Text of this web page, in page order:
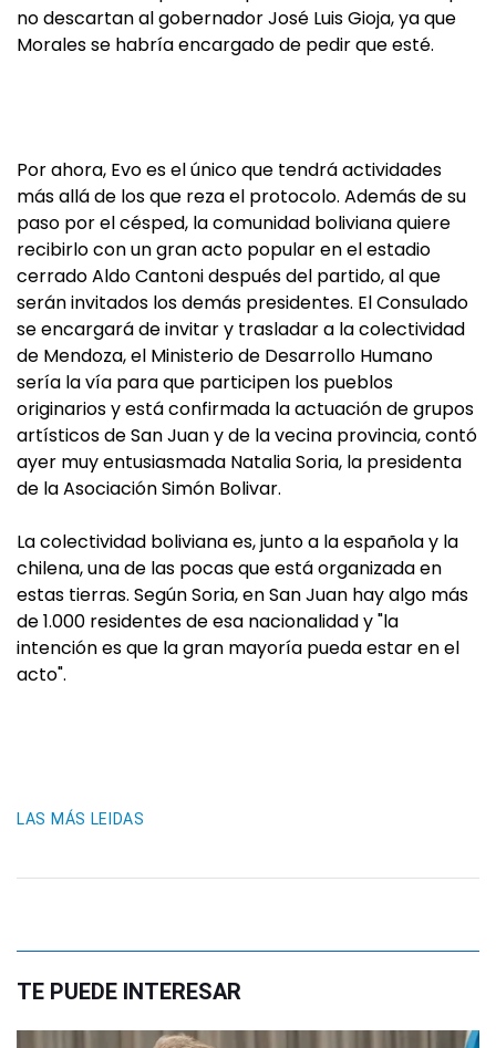
no descartan al gobernador José Luis Gioja, ya que
Morales se habría encargado de pedir que esté.
Por ahora, Evo es el único que tendrá actividades
más allá de los que reza el protocolo. Además de su
paso por el césped, la comunidad boliviana quiere
recibirlo con un gran acto popular en el estadio
cerrado Aldo Cantoni después del partido, al que
serán invitados los demás presidentes. El Consulado
se encargará de invitar y trasladar a la colectividad
de Mendoza, el Ministerio de Desarrollo Humano
sería la vía para que participen los pueblos
originarios y está confirmada la actuación de grupos
artísticos de San Juan y de la vecina provincia, contó
ayer muy entusiasmada Natalia Soria, la presidenta
de la Asociación Simón Bolivar.
La colectividad boliviana es, junto a la española y la
chilena, una de las pocas que está organizada en
estas tierras. Según Soria, en San Juan hay algo más
de 1.000 residentes de esa nacionalidad y "la
intención es que la gran mayoría pueda estar en el
acto".
LAS MÁS LEIDAS
TE PUEDE INTERESAR